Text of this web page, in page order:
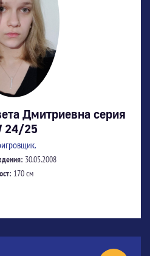
Дмитриевна серия
24/25
30.05.2008
170 см